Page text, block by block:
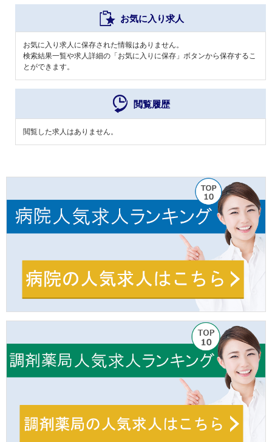
お気に入り求人
お気に入り求人に保存された情報はありません。
検索結果一覧や求人詳細の「お気に入りに保存」ボタンから保存するこ
とができます。
閲覧履歴
閲覧した求人はありません。